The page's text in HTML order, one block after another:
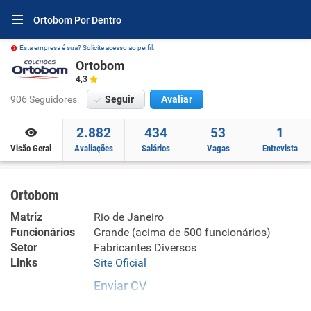
Ortobom Por Dentro
Esta empresa é sua? Solicite acesso ao perfil.
Ortobom
4,3
906 Seguidores Seguir Avaliar
Visão Geral
2.882
Avaliações
434
Salários
53
Vagas
1
Entrevista
Ortobom
Matriz
Rio de Janeiro
Funcionários
Grande (acima de 500 funcionários)
Setor
Fabricantes Diversos
Links
Site Oficial
Enviar CV